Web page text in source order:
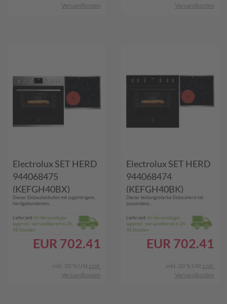
Versandkosten
Versandkosten
Electrolux SET HERD
944068475
(KEFGH40BX)
Dieser Einbaubackofen mit zugehörigem,
herdgebundenem...
Lieferzeit: Im Versandlager
lagernd - versandbereit in 24-
48 Stunden
EUR 702.41
inkl. 20 % USt zzgl.
Versandkosten
Electrolux SET HERD
944068474
(KEFGH40BK)
Dieser leistungsstarke Einbauherd mit
passendem,...
Lieferzeit: Im Versandlager
lagernd - versandbereit in 24-
48 Stunden
EUR 702.41
inkl. 20 % USt zzgl.
Versandkosten